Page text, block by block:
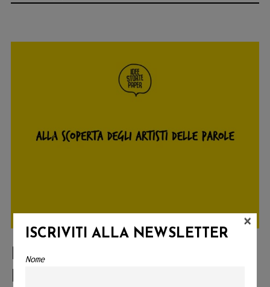
IL RUOLO INESTIMABILE
DEI TRADUTTORI NEGLI
ISCRIVITI ALLA NEWSLETTER
Nome
×